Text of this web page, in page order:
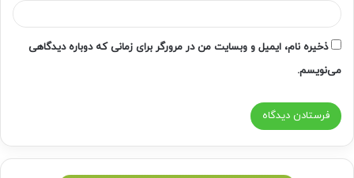
ذخیره نام، ایمیل و وبسایت من در مرورگر برای زمانی که دوباره دیدگاهی
می‌نویسم.